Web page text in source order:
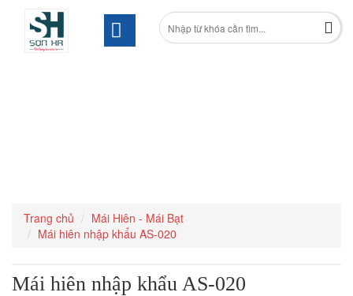
Trang chủ
Mái Hiên - Mái Bạt
Mái hiên nhập khẩu AS-020
Mái hiên nhập khẩu AS-020